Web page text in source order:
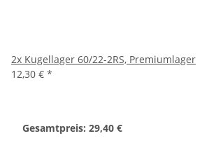
2x Kugellager 60/22-2RS, Premiumlager
12,30 € *
Gesamtpreis: 29,40 €